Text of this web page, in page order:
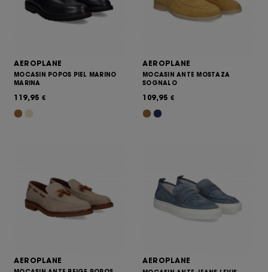
AEROPLANE
MOCASIN POPOS PIEL MARINO
MARINA
119,95 €
AEROPLANE
MOCASIN ANTE MOSTAZA
SOGNALO
109,95 €
AEROPLANE AEROPLANE